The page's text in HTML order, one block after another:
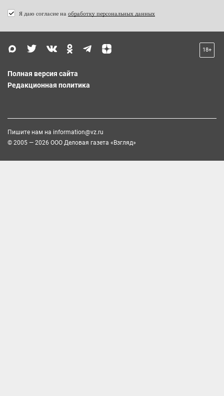
Я даю согласие на обработку персональных данных
18+
Полная версия сайта
Редакционная политика
Пишите нам на information@vz.ru
© 2005 — 2026 ООО Деловая газета «Взгляд»